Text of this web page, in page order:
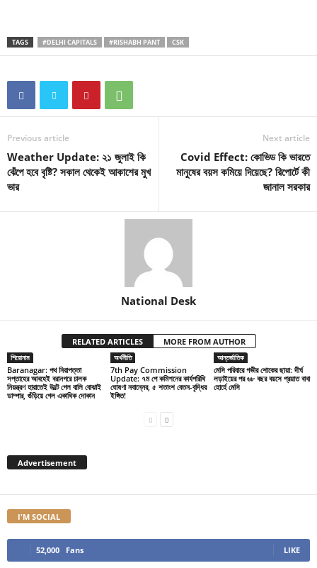
TAGS #DELHI CAPITALS #RISHABH PANT CSK
Previous article
Weather Update: ২১ জুলাই কি
ঝেঁপে হবে বৃষ্টি? সকাল থেকেই আকাশের মুখ
ভার
Next article
Covid Effect: কোভিড কি ভারতে
মানুষের বয়স কমিয়ে দিয়েছে? রিপোর্টে কী
জানাল সরকার
National Desk
RELATED ARTICLES MORE FROM AUTHOR
শিরোনাম
Baranagar: পথ নিরাপত্তা
সপ্তাহের আবহেই বরানগরে চালক
নিয়ন্ত্রণ হারাতেই উল্টে গেল বালি বোঝাই
ডাম্পার, গুঁড়িয়ে গেল একাধিক দোকান
অর্থনীতি
7th Pay Commission
Update: ৭ম পে কমিশনের কার্যপরিধি
ঘোষণা নবান্নের, ৫ শতাংশ বেতন-বৃদ্ধির
ইঙ্গিত!
আন্তর্জাতিক
মেসি পরিবারে গভীর শোকের ছায়া: দীর্ঘ
লড়াইয়ের পর ৬৮ বছর বয়সে প্রয়াত বাবা
হোর্হে মেসি
Advertisement
I'M SOCIAL
52,000 Fans LIKE